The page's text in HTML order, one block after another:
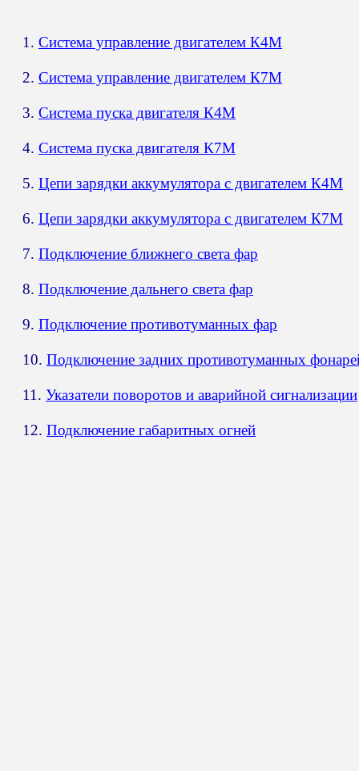
1. Система управление двигателем К4М
2. Система управление двигателем К7М
3. Система пуска двигателя К4М
4. Система пуска двигателя К7М
5. Цепи зарядки аккумулятора с двигателем К4М
6. Цепи зарядки аккумулятора с двигателем К7М
7. Подключение ближнего света фар
8. Подключение дальнего света фар
9. Подключение противотуманных фар
10. Подключение задних противотуманных
11. Указатели поворотов и аварийной сигнализации
12. Подключение габаритных огней